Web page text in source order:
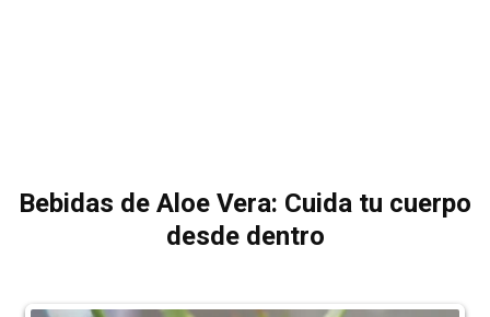
Bebidas de Aloe Vera: Cuida tu cuerpo
desde dentro